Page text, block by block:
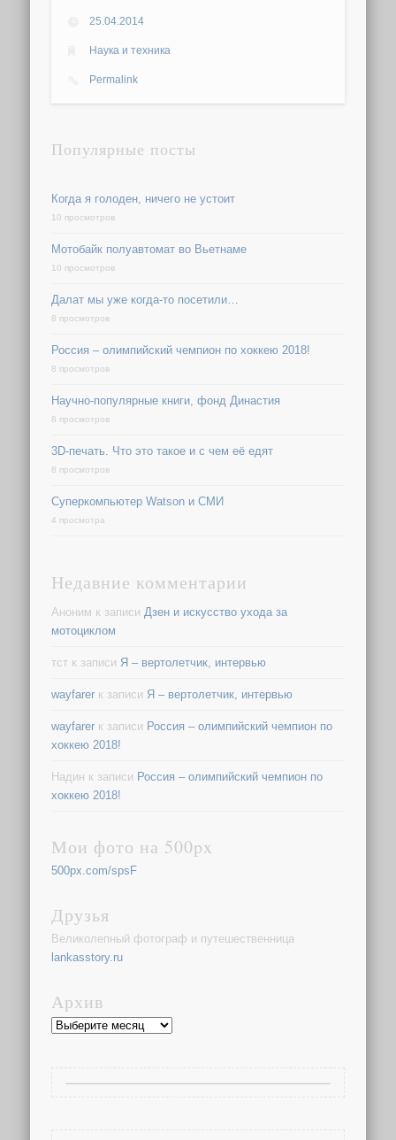
25.04.2014
Наука и техника
Permalink
Популярные посты
Когда я голоден, ничего не устоит
10 просмотров
Мотобайк полуавтомат во Вьетнаме
10 просмотров
Далат мы уже когда-то посетили…
8 просмотров
Россия – олимпийский чемпион по хоккею 2018!
8 просмотров
Научно-популярные книги, фонд Династия
8 просмотров
3D-печать. Что это такое и с чем её едят
8 просмотров
Суперкомпьютер Watson и СМИ
4 просмотра
Недавние комментарии
Аноним к записи Дзен и искусство ухода за
мотоциклом
тст к записи Я – вертолетчик, интервью
wayfarer к записи Я – вертолетчик, интервью
wayfarer к записи Россия – олимпийский чемпион по
хоккею 2018!
Надин к записи Россия – олимпийский чемпион по
хоккею 2018!
Мои фото на 500px
500px.com/spsF
Друзья
Великолепный фотограф и путешественница
lankasstory.ru
Архив
Архив